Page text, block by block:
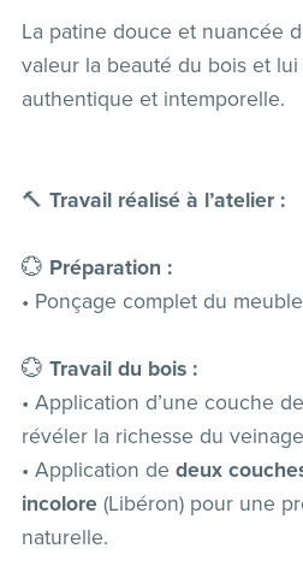
La patine douce et nuancée
valeur la beauté du bois et
authentique et intemporelle.
🔨 Travail réalisé à l’atelier :
💮 Préparation :
• Ponçage complet du
💮 Travail du bois :
• Application d’une couche de
révéler la richesse du
• Application de deux
incolore(Libéron) pour une
naturelle.